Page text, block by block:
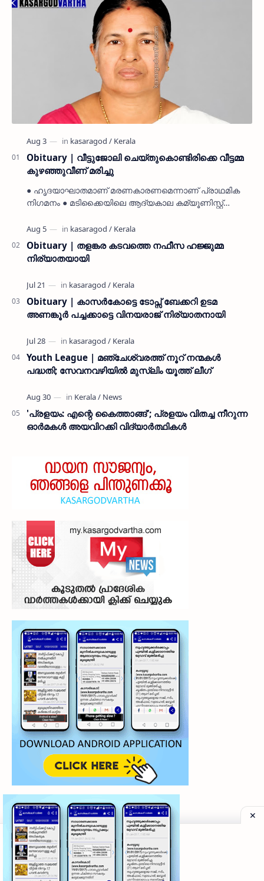
Obituary | വീട്ടുജോലി ചെയ്തുകൊണ്ടിരിക്കെ വീട്ടമ്മ
കുഴഞ്ഞുവീണ് മരിച്ചു
● ഹൃദയാഘാതമാണ് മരണകാരണമെന്നാണ് പ്രാഥമിക
നിഗമനം ● മടിക്കൈയിലെ ആദ്യകാല കമ്യൂണിസ്റ്റ്
മകളാണ് ● വിവരമറിഞ്ഞ് ജനപ്ര…
Obituary | തളങ്കര കടവത്തെ നഫീസ ഹജ്ജുമ്മ
നിര്യാതയായി
Obituary | കാസർകോട്ടെ ടോപ്സ് ബേക്കറി ഉടമ
അണങ്കൂർ പച്ചക്കാട്ടെ വിനയരാജ് നിര്യാതനായി
Youth League | മഞ്ചേശ്വരത്ത് നൂറ് നന്മകൾ
പദ്ധതി; സേവനവഴിയിൽ മുസ്ലിം യൂത്ത് ലീഗ്
'പ്രളയം: എന്റെ കൈത്താങ്ങ്'; പ്രളയം വിതച്ച നീറുന്ന
ഓര്‍മകള്‍ അയവിറക്കി വിദ്യാര്‍ത്ഥികള്‍
©2026‧My Kasaragod Vartha | LATEST KASARAGOD